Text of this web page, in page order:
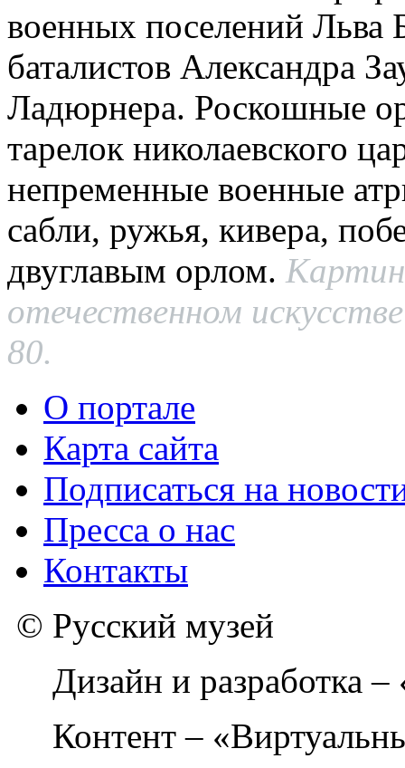
военных поселений Льва
баталистов Александра
Ладюрнера. Роскошные
тарелок николаевского
непременные военные
сабли, ружья, кивера,
двуглавым орлом.
отечественном
80.
О портале
Карта сайта
Подписаться на
Пресса о нас
Контакты
© Русский музей
Дизайн и разработка
Контент –